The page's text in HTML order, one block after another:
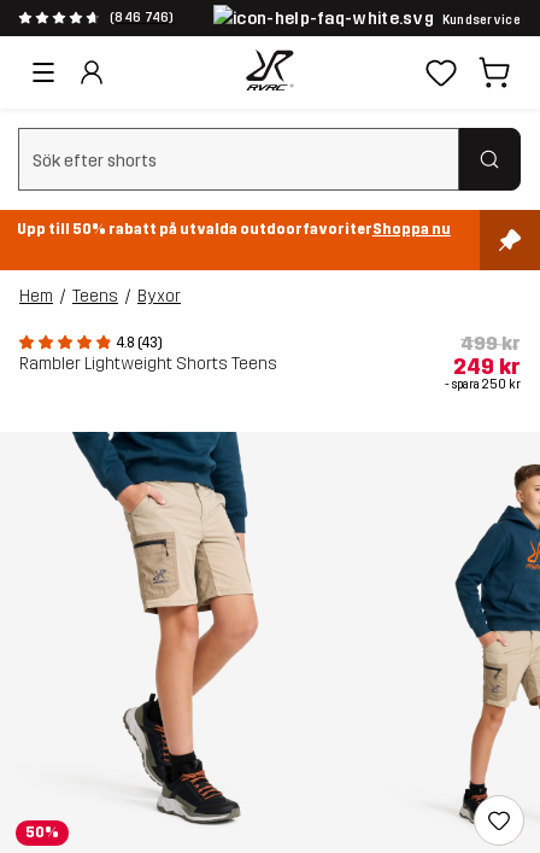
(846 746) Kundservice
Rensa sök
Upp till 50% rabatt på utvalda outdoorfavoriterShoppa nu
Hem Teens Byxor
4.8 (43)
Rambler Lightweight Shorts Teens
499 kr
249 kr
- spara 250 kr
50%